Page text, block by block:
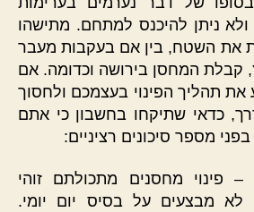
ניתן להיכנס למתחם. מתישהו
את השטח, בין אם בעקבות מעבר
קבלת המחסן בירושה וכדומה. אם
תהליך הפינוי בעצמכם ולחסוך
כדאי שתיקחו בחשבון כי אתם
מספר סיכונים רציניים:
– פינוי מחסנים מתכולתם זוהי
לא מבצעים על בסיס יום יומי.